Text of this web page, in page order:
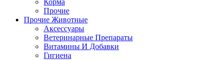
Корма
Прочие
Прочие Животные
Аксессуары
Ветеринарные Препараты
Витамины И Добавки
Гигиена